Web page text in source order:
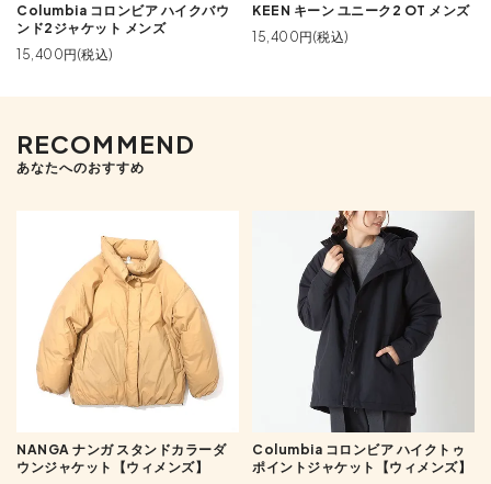
Columbia コロンビア ハイクバウ
ンド2ジャケット メンズ
15,400円(税込)
KEEN キーン ユニーク2 OT メンズ
15,400円(税込)
RECOMMEND
あなたへのおすすめ
NANGA ナンガ スタンドカラーダ
ウンジャケット【ウィメンズ】
Columbia コロンビア ハイクトゥ
ポイントジャケット【ウィメンズ】